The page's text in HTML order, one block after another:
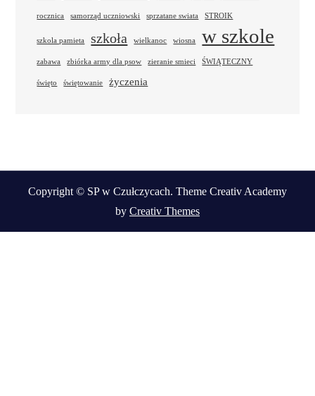
rocznica samorząd uczniowski sprzatane swiata STROIK
szkola pamieta szkoła wielkanoc wiosna w szkole
zabawa zbiórka army dla psow zieranie smieci ŚWIĄTECZNY
święto świętowanie życzenia
Copyright © SP w Czułczycach. Theme Creativ Academy
by Creativ Themes